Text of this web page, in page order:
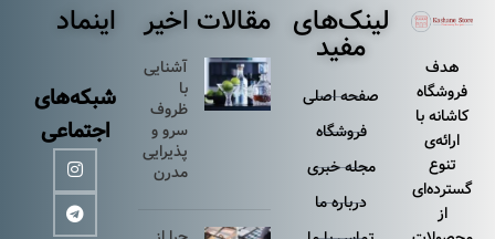
هدف
فروشگاه
کاشانه با
ارائه‌ی
تنوع
گسترده‌ای
از
لینک‌های
مفید
صفحه اصلی
فروشگاه
مجله خبری
درباره ما
مقالات اخیر
آشنایی
با
ظروف
سرو و
پذیرایی
مدرن
اینماد
شبکه‌های
اجتماعی